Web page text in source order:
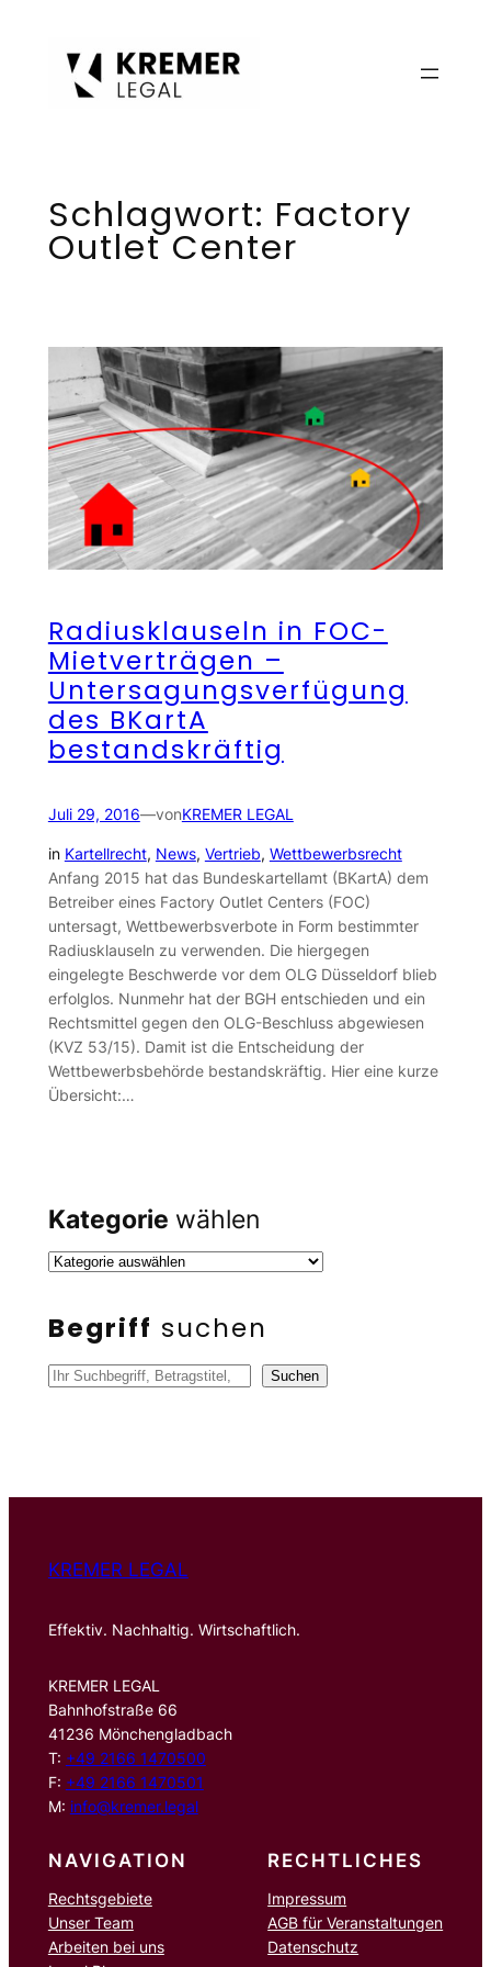
Schlagwort: Factory
Outlet Center
Radiusklauseln in FOC-
Mietverträgen –
Untersagungsverfügung
des BKartA
bestandskräftig
Juli 29, 2016—vonKREMER LEGAL
in Kartellrecht, News, Vertrieb, Wettbewerbsrecht
Anfang 2015 hat das Bundeskartellamt (BKartA) dem
Betreiber eines Factory Outlet Centers (FOC)
untersagt, Wettbewerbsverbote in Form bestimmter
Radiusklauseln zu verwenden. Die hiergegen
eingelegte Beschwerde vor dem OLG Düsseldorf blieb
erfolglos. Nunmehr hat der BGH entschieden und ein
Rechtsmittel gegen den OLG-Beschluss abgewiesen
(KVZ 53/15). Damit ist die Entscheidung der
Wettbewerbsbehörde bestandskräftig. Hier eine kurze
Übersicht:…
Kategorie wählen
Begriff suchen
S
n
Suchen
KREMER LEGAL
Effektiv. Nachhaltig. Wirtschaftlich.
KREMER LEGAL
Bahnhofstraße 66
41236 Mönchengladbach
T: +49 2166 1470500
F: +49 2166 1470501
M: info@kremer.legal
NAVIGATION
Rechtsgebiete
Unser Team
Arbeiten bei uns
RECHTLICHES
Impressum
AGB für Veranstaltungen
Datenschutz